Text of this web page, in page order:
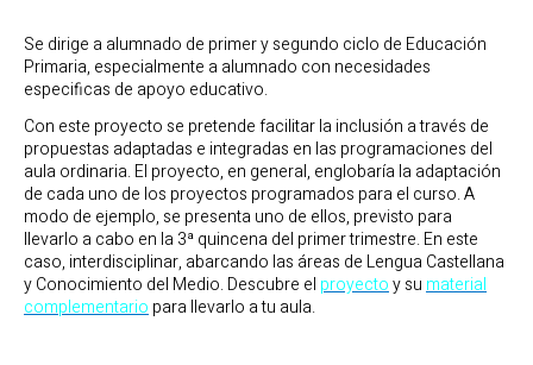
Se dirige a alumnado de primer y segundo ciclo de Educación
Primaria, especialmente a alumnado con necesidades
especificas de apoyo educativo.
Con este proyecto se pretende facilitar la inclusión a través de
propuestas adaptadas e integradas en las programaciones del
aula ordinaria. El proyecto, en general, englobaría la adaptación
de cada uno de los proyectos programados para el curso. A
modo de ejemplo, se presenta uno de ellos, previsto para
llevarlo a cabo en la 3ª quincena del primer trimestre. En este
caso, interdisciplinar, abarcando las áreas de Lengua Castellana
y Conocimiento del Medio. Descubre el proyectoy su material
complementario para llevarlo a tu aula.